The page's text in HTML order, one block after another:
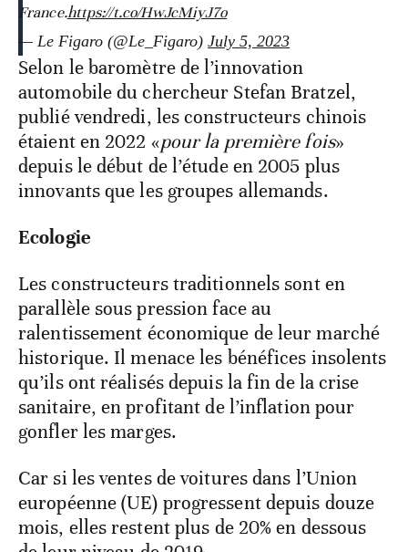
France.https://t.co/HwJcMiyJ7o
— Le Figaro (@Le_Figaro) July 5, 2023
Selon le baromètre de l’innovation
automobile du chercheur Stefan Bratzel,
publié vendredi, les constructeurs chinois
étaient en 2022 «pour la première fois»
depuis le début de l’étude en 2005 plus
innovants que les groupes allemands.
Ecologie
Les constructeurs traditionnels sont en
parallèle sous pression face au
ralentissement économique de leur marché
historique. Il menace les bénéfices insolents
qu’ils ont réalisés depuis la fin de la crise
sanitaire, en profitant de l’inflation pour
gonfler les marges.
Car si les ventes de voitures dans l’Union
européenne (UE) progressent depuis douze
mois, elles restent plus de 20% en dessous